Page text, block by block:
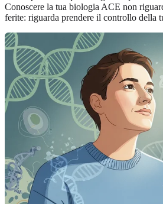
Conoscere la tua biologia ACE non
ferite: riguarda prendere il controllo della